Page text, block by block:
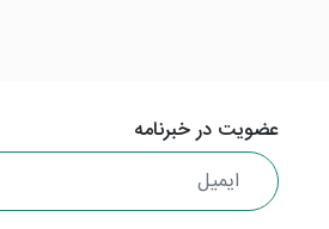
عضویت در خبرنامه